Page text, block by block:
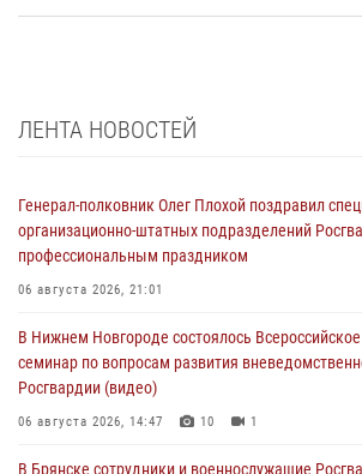
ЛЕНТА НОВОСТЕЙ
Генерал-полковник Олег Плохой поздравил
организационно-штатных подразделений
профессиональным праздником
06 августа 2026, 21:01
В Нижнем Новгороде состоялось
семинар по вопросам развития
Росгвардии (видео)
06 августа 2026, 14:47 10 1
В Брянске сотрудники и военнослужащие